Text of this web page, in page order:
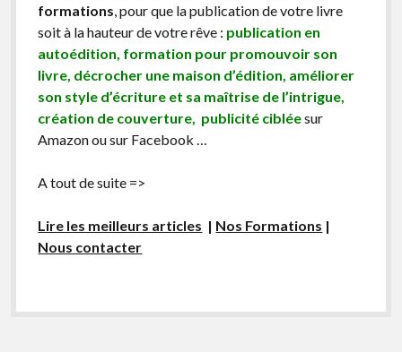
formations, pour que la publication de votre livre
soit à la hauteur de votre rêve : publication en
autoédition, formation pour promouvoir son
livre, décrocher une maison d’édition, améliorer
son style d’écriture et sa maîtrise de l’intrigue,
création de couverture, publicité cibléesur
Amazon ou sur Facebook …
A tout de suite =>
Lire les meilleurs articles | Nos Formations |
Nous contacter